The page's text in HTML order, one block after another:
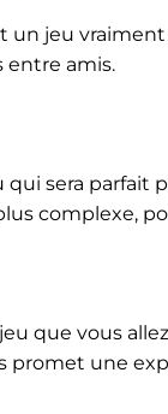
un jeu
entre amis.
qui sera parfait
complexe,
que vous
promet une